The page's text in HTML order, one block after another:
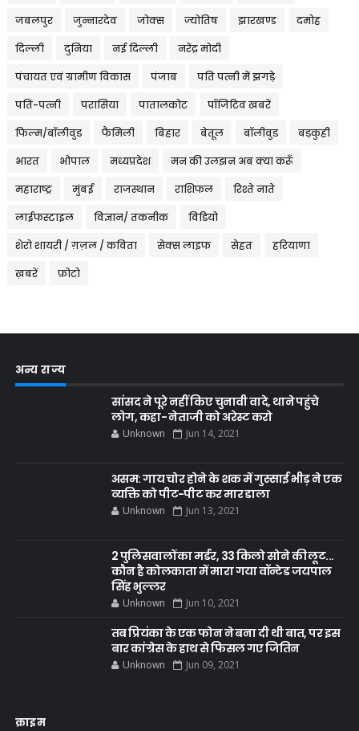
जबलपुर जुन्नारदेव जोक्स ज्योतिष झारखण्ड दमोह
दिल्ली दुनिया नई दिल्ली नरेंद्र मोदी
पंचायत एवं ग्रामीण विकास पंजाब पति पत्नी में झगड़े
पति-पत्नी परासिया पातालकोट पॉजिटिव खबरें
फिल्म/बॉलीवुड फैमिली बिहार बेतूल बॉलीवुड बड़कुही
भारत भोपाल मध्यप्रदेश मन की उलझन अब क्या करूँ
महाराष्ट्र मुंबई राजस्थान राशिफल रिश्ते नाते
लाईफस्टाइल विज्ञान/ तकनीक विडियो
शेरो शायरी / ग़ज़ल / कविता सेक्स लाइफ सेहत हरियाणा
ख़बरें फ़ोटो
अन्य राज्य
सांसद ने पूरे नहीं किए चुनावी वादे, थाने पहुंचे
लोग, कहा- नेताजी को अरेस्ट करो
Unknown Jun 14, 2021
असम: गाय चोर होने के शक में गुस्साई भीड़ ने एक
व्यक्ति को पीट-पीट कर मार डाला
Unknown Jun 13, 2021
2 पुलिसवालों का मर्डर, 33 किलो सोने की लूट...
कौन है कोलकाता में मारा गया वॉन्टेड जयपाल
सिंह भुल्लर
Unknown Jun 10, 2021
तब प्रियंका के एक फोन ने बना दी थी बात, पर इस
बार कांग्रेस के हाथ से फिसल गए जितिन
Unknown Jun 09, 2021
क्राइम